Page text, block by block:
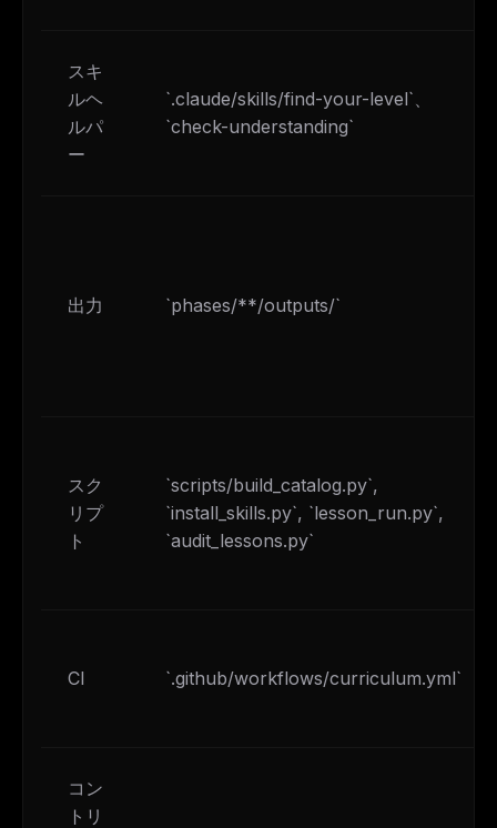
スキ
ルヘ
ルパ
ー
`.claude/skills/find-your-level`、
`check-understanding`
出力 `phases/**/outputs/`
スク
リプ
ト
`scripts/build_catalog.py`,
`install_skills.py`, `lesson_run.py`,
`audit_lessons.py`
CI `.github/workflows/curriculum.yml`
コン
トリ